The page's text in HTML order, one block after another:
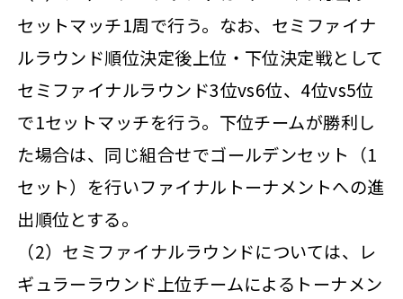
セットマッチ1周で行う。なお、セミファイナ
ルラウンド順位決定後上位・下位決定戦として
セミファイナルラウンド3位vs6位、4位vs5位
で1セットマッチを行う。下位チームが勝利し
た場合は、同じ組合せでゴールデンセット（1
セット）を行いファイナルトーナメントへの進
出順位とする。
（2）セミファイナルラウンドについては、レ
ギュラーラウンド上位チームによるトーナメン